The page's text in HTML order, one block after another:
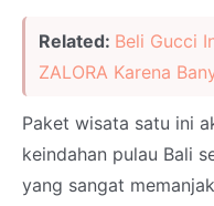
Related: Beli Gucci
ZALORA Karena
Paket wisata satu ini
keindahan pulau Bali
yang sangat